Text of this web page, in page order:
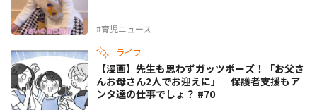
#育児ニュース
ライフ
【漫画】先生も思わずガッツポーズ！「お父さ
んお母さん2人でお迎えに」｜保護者支援もア
ンタ達の仕事でしょ？ #70